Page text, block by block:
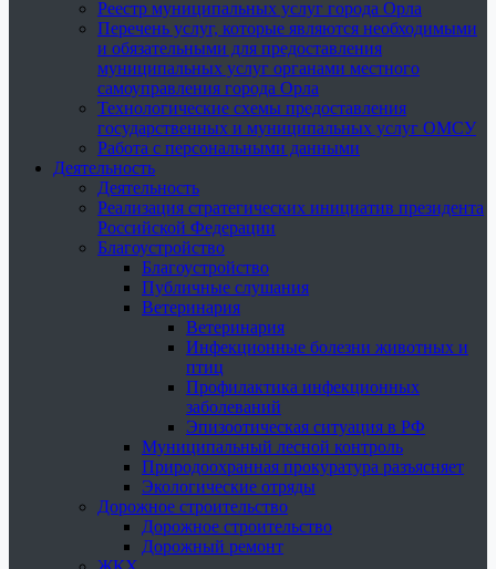
Реестр муниципальных услуг города Орла
Перечень услуг, которые являются необходимыми
и обязательными для предоставления
муниципальных услуг органами местного
самоуправления города Орла
Технологические схемы предоставления
государственных и муниципальных услуг ОМСУ
Работа с персональными данными
Деятельность
Деятельность
Реализация стратегических инициатив президента
Российской Федерации
Благоустройство
Благоустройство
Публичные слушания
Ветеринария
Ветеринария
Инфекционные болезни животных и
птиц
Профилактика инфекционных
заболеваний
Эпизоотическая ситуация в РФ
Муниципальный лесной контроль
Природоохранная прокуратура разъясняет
Экологические отряды
Дорожное строительство
Дорожное строительство
Дорожный ремонт